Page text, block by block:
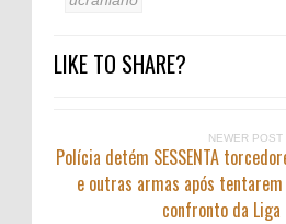
LIKE TO SHARE?
NEWER POST
Polícia detém SESSENTA
e outras armas após
confronto da Liga